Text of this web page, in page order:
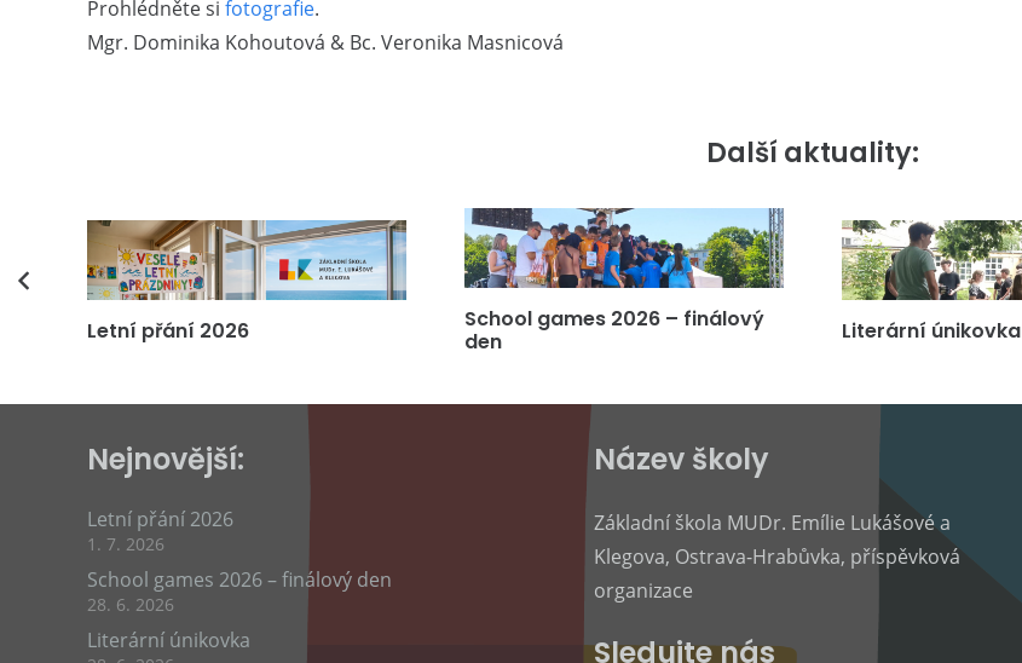
Prohlédněte si fotografie.
Mgr. Dominika Kohoutová & Bc. Veronika Masnicová
Další aktuality:
Letní přání 2026
School games 2026 – finálový
den
Literární únikovka
Nejnovější:
Letní přání 2026
1. 7. 2026
School games 2026 – finálový den
28. 6. 2026
Literární únikovka
Název školy
Základní škola MUDr. Emílie Lukášové a
Klegova, Ostrava-Hrabůvka, příspěvková
organizace
Sledujte nás